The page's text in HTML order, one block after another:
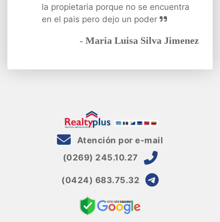
la propietaria porque no se encuentra
en el pais pero dejo un poder
Maria Luisa Silva Jimenez
Atención por e-mail
(0269) 245.10.27
(0424) 683.75.32